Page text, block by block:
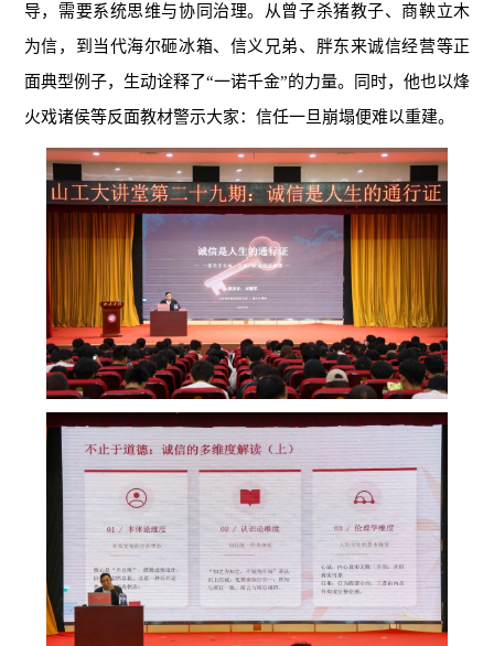
导，需要系统思维与协同治理。从曾子杀猪教子、商鞅立木
为信，到当代海尔砸冰箱、信义兄弟、胖东来诚信经营等正
面典型例子，生动诠释了“一诺千金”的力量。同时，他也以烽
火戏诸侯等反面教材警示大家：信任一旦崩塌便难以重建。